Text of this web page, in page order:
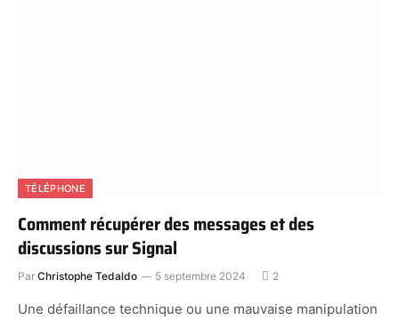
TÉLÉPHONE
Comment récupérer des messages et des
discussions sur Signal
Par Christophe Tedaldo 5 septembre 2024 2
Une défaillance technique ou une mauvaise manipulation